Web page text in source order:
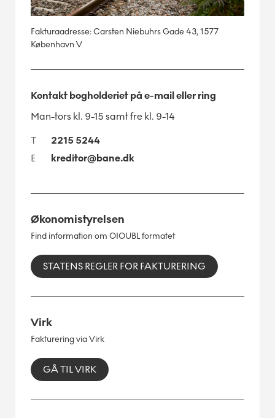
Fakturaadresse: Carsten Niebuhrs Gade 43, 1577
København V
Kontakt bogholderiet på e-mail eller ring
Man-tors kl. 9-15 samt fre kl. 9-14
T
2215 5244
E
kreditor@bane.dk
Økonomistyrelsen
Find information om OIOUBL formatet
STATENS REGLER FOR FAKTURERING
Virk
Fakturering via Virk
GÅ TIL VIRK